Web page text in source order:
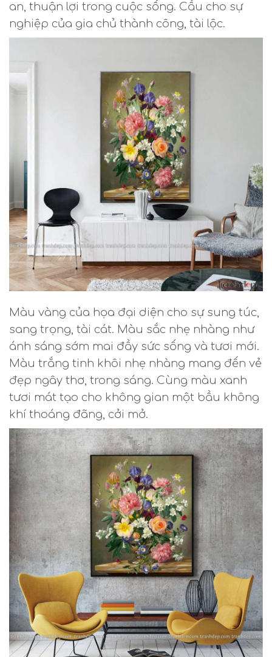
an, thuận lợi trong cuộc sống. Cầu cho sự
nghiệp của gia chủ thành công, tài lộc.
Màu vàng của họa đại diện cho sự sung túc,
sang trọng, tài cát. Màu sắc nhẹ nhàng như
ánh sáng sớm mai đầy sức sống và tươi mới.
Màu trắng tinh khôi nhẹ nhàng mang đến vẻ
đẹp ngây thơ, trong sáng. Cùng màu xanh
tươi mát tạo cho không gian một bầu không
khí thoáng đãng, cởi mở.